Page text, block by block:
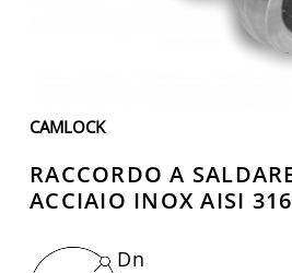
CAMLOCK
RACCORDO A
ACCIAIO INOX AISI
Dn